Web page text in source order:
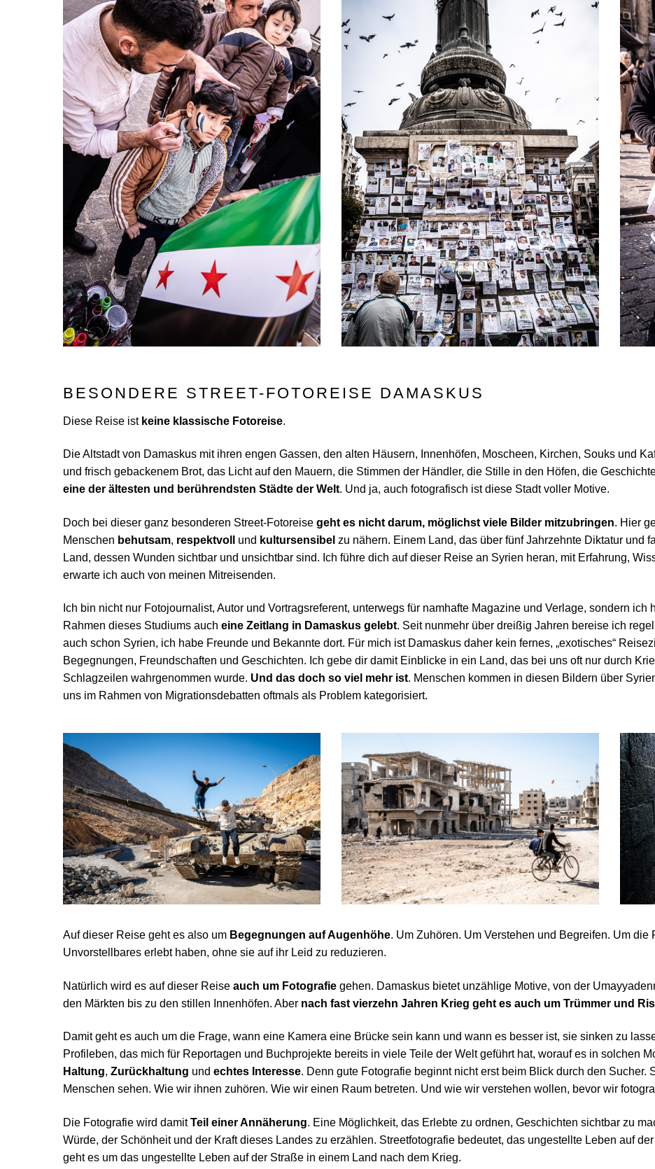
BESONDERE STREET-FOTOREISE DAMASKUS
Diese Reise ist keine klassische Fotoreise.
Die Altstadt von Damaskus mit ihren engen Gassen, den alten Häusern, Innenhöfen, Moscheen, Kirchen, Souks und
und frisch gebackenem Brot, das Licht auf den Mauern, die Stimmen der Händler, die Stille in den Höfen, die
eine der ältesten und berührendsten Städte der Welt. Und ja, auch fotografisch ist diese Stadt voller Motive.
Doch bei dieser ganz besonderen Street-Fotoreise geht es nicht darum, möglichst viele Bilder mitzubringen. Hier
Menschen behutsam, respektvoll und kultursensibel zu nähern. Einem Land, das über fünf Jahrzehnte Diktatur und
Land, dessen Wunden sichtbar und unsichtbar sind. Ich führe dich auf dieser Reise an Syrien heran, mit Erfahrung,
erwarte ich auch von meinen Mitreisenden.
Ich bin nicht nur Fotojournalist, Autor und Vortragsreferent, unterwegs für namhafte Magazine und Verlage, sondern
Rahmen dieses Studiums auch eine Zeitlang in Damaskus gelebt. Seit nunmehr über dreißig Jahren bereise ich
auch schon Syrien, ich habe Freunde und Bekannte dort. Für mich ist Damaskus daher kein fernes, „exotisches“
Begegnungen, Freundschaften und Geschichten. Ich gebe dir damit Einblicke in ein Land, das bei uns oft nur durch
Schlagzeilen wahrgenommen wurde. Und das doch so viel mehr ist. Menschen kommen in diesen Bildern über
uns im Rahmen von Migrationsdebatten oftmals als Problem kategorisiert.
Auf dieser Reise geht es also um Begegnungen auf Augenhöhe. Um Zuhören. Um Verstehen und Begreifen. Um
Unvorstellbares erlebt haben, ohne sie auf ihr Leid zu reduzieren.
Natürlich wird es auf dieser Reise auch um Fotografie gehen. Damaskus bietet unzählige Motive, von der
den Märkten bis zu den stillen Innenhöfen. Aber nach fast vierzehn Jahren Krieg geht es auch um Trümmer und
Damit geht es auch um die Frage, wann eine Kamera eine Brücke sein kann und wann es besser ist, sie sinken zu
Profileben, das mich für Reportagen und Buchprojekte bereits in viele Teile der Welt geführt hat, worauf es in solchen
Haltung, Zurückhaltung und echtes Interesse. Denn gute Fotografie beginnt nicht erst beim Blick durch den Sucher.
Menschen sehen. Wie wir ihnen zuhören. Wie wir einen Raum betreten. Und wie wir verstehen wollen, bevor wir
Die Fotografie wird damitTeil einer Annäherung. Eine Möglichkeit, das Erlebte zu ordnen, Geschichten sichtbar zu
Würde, der Schönheit und der Kraft dieses Landes zu erzählen. Streetfotografie bedeutet, das ungestellte Leben auf
geht es um das ungestellte Leben auf der Straße in einem Land nach dem Krieg.